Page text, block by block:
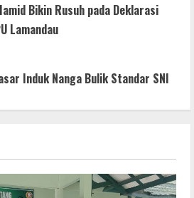
e
n
er
e
Bikin Rusuh pada Deklarasi
Lamandau
Induk Nanga Bulik Standar SNI